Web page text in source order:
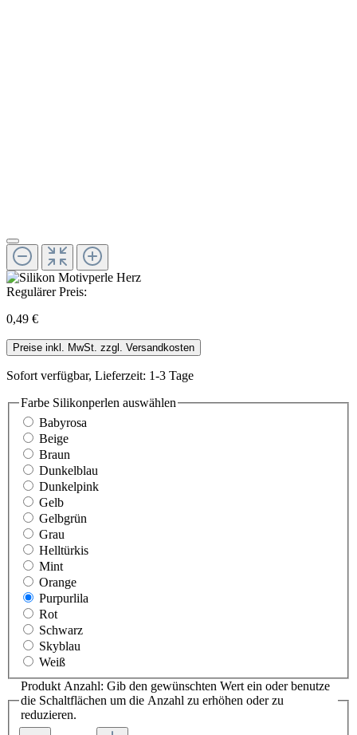
Regulärer Preis:
0,49 €
Preise inkl. MwSt. zzgl. Versandkosten
Sofort verfügbar, Lieferzeit: 1-3 Tage
Farbe Silikonperlen auswählen
Babyrosa
Beige
Braun
Dunkelblau
Dunkelpink
Gelb
Gelbgrün
Grau
Helltürkis
Mint
Orange
Purpurlila
Rot
Schwarz
Skyblau
Weiß
Produkt Anzahl: Gib den gewünschten Wert ein oder benutze
die Schaltflächen um die Anzahl zu erhöhen oder zu
reduzieren.